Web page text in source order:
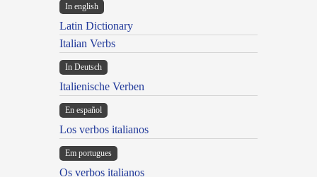
In english
Latin Dictionary
Italian Verbs
In Deutsch
Italienische Verben
En español
Los verbos italianos
Em portugues
Os verbos italianos